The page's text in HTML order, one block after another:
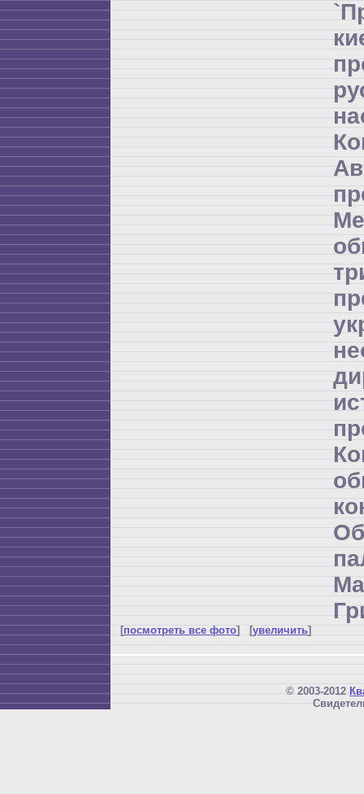
[посмотреть все фото] [увеличить]
© 2003-2012